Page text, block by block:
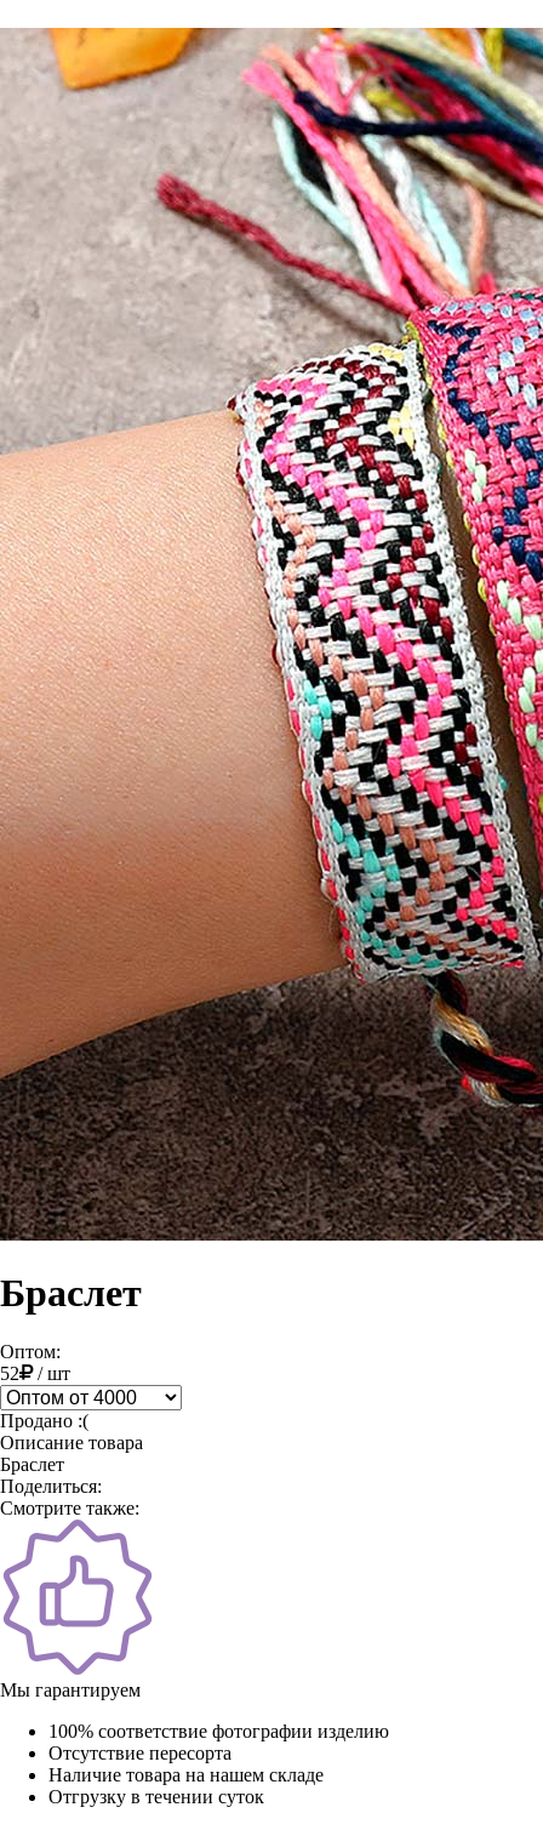
Браслет
Оптом:
52
/шт
Продано :(
Описание товара
Браслет
Поделиться:
Смотрите также:
Мы гарантируем
100% соответствие фотографии изделию
Отсутствие пересорта
Наличие товара на нашем складе
Отгрузку в течении суток